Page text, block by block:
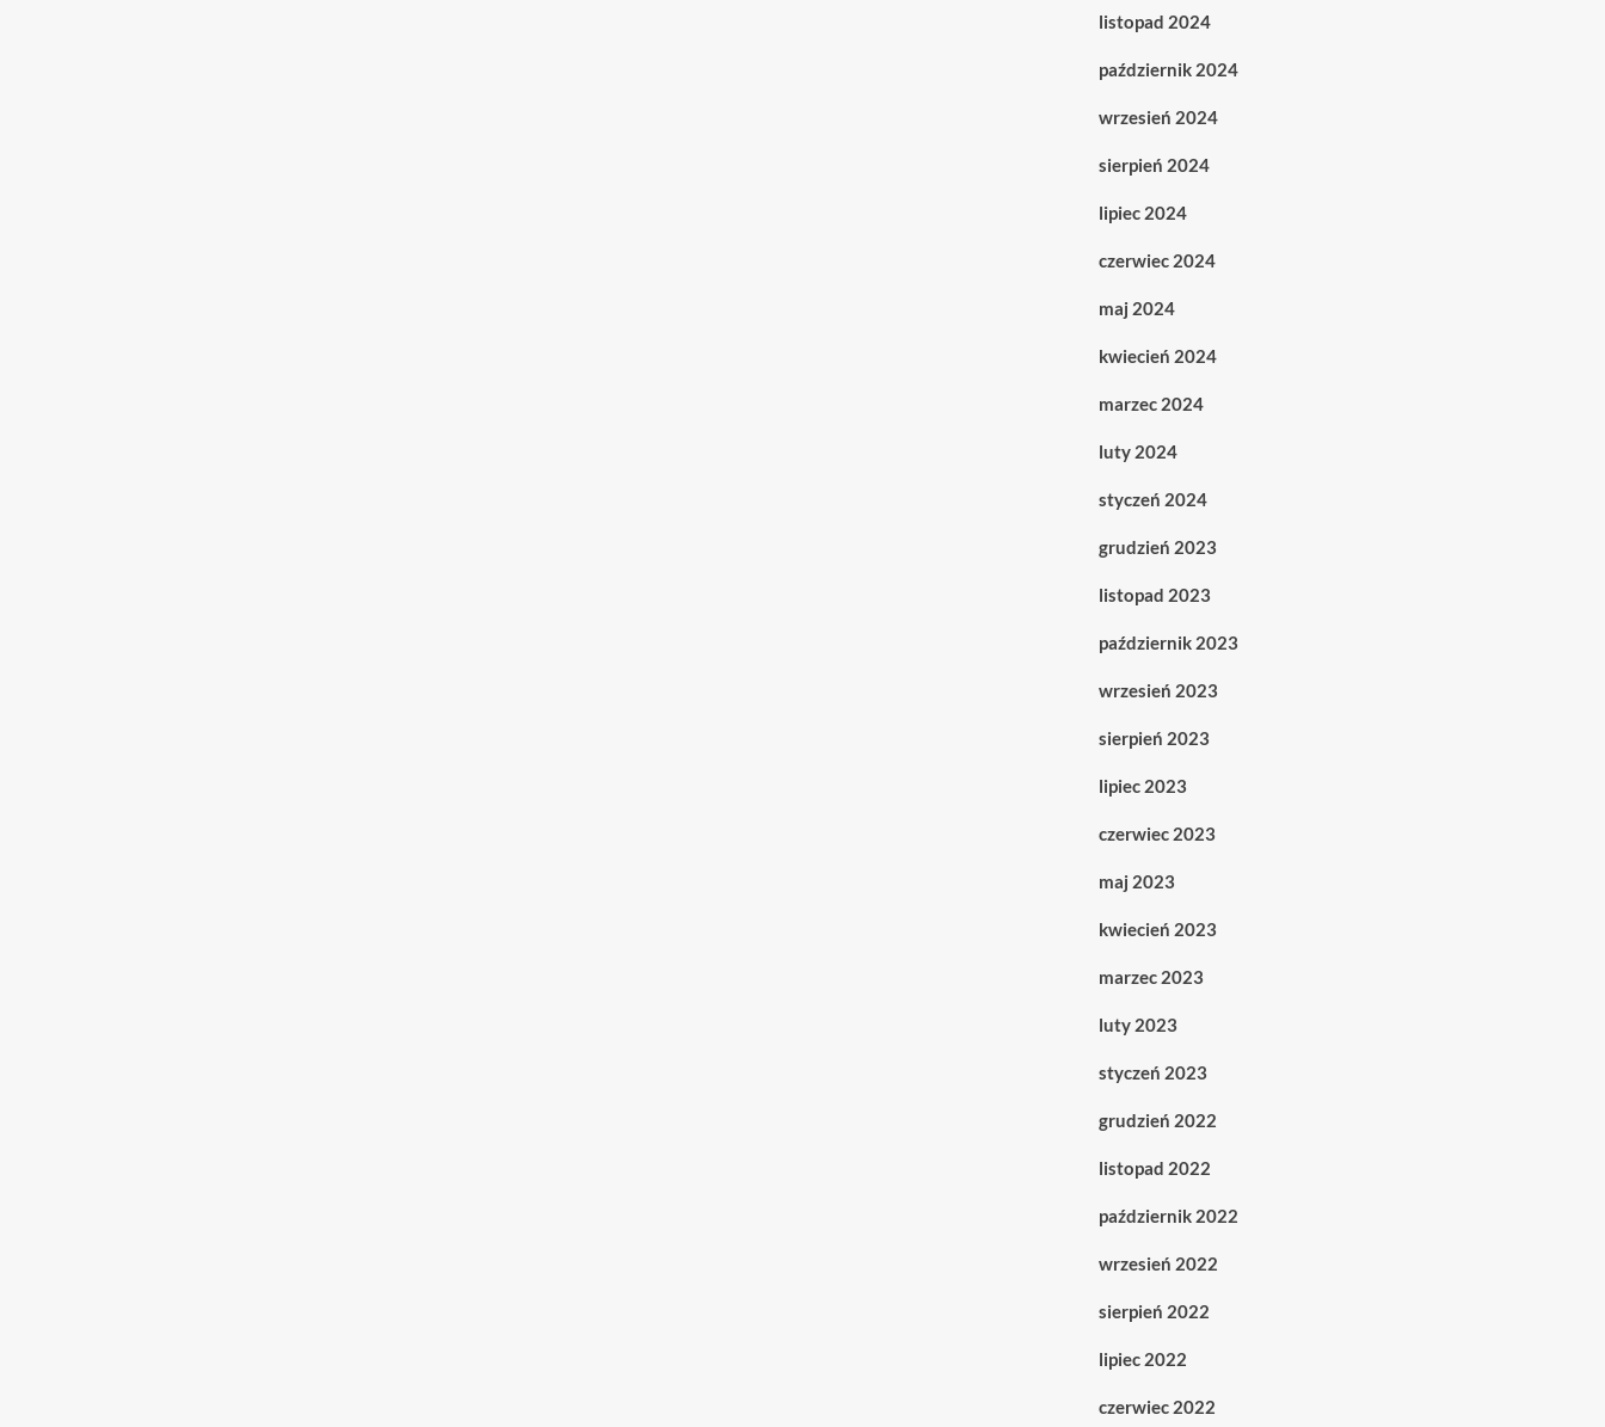
listopad 2024
październik 2024
wrzesień 2024
sierpień 2024
lipiec 2024
czerwiec 2024
maj 2024
kwiecień 2024
marzec 2024
luty 2024
styczeń 2024
grudzień 2023
listopad 2023
październik 2023
wrzesień 2023
sierpień 2023
lipiec 2023
czerwiec 2023
maj 2023
kwiecień 2023
marzec 2023
luty 2023
styczeń 2023
grudzień 2022
listopad 2022
październik 2022
wrzesień 2022
sierpień 2022
lipiec 2022
czerwiec 2022